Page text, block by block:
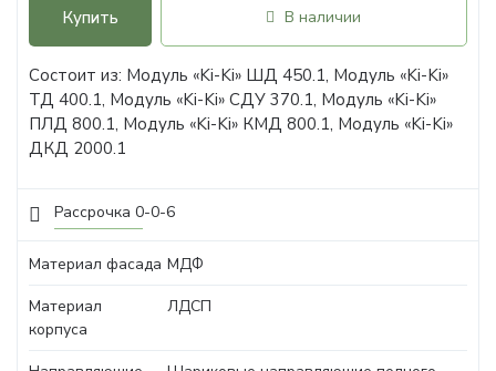
Рассрочка 0-0-6
Купить В наличии
Состоит из: Модуль «Ki-Ki» ШД 450.1, Модуль «Ki-Ki»
ТД 400.1, Модуль «Ki-Ki» СДУ 370.1, Модуль «Ki-Ki»
ПЛД 800.1, Модуль «Ki-Ki» КМД 800.1, Модуль «Ki-Ki»
ДКД 2000.1
Материал фасада МДФ
Материал
корпуса
ЛДСП